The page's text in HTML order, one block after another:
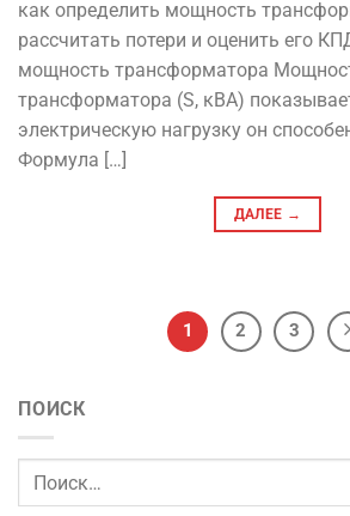
как определить мощность
рассчитать потери и оценить его
мощность трансформатора
трансформатора (S, кВА)
электрическую нагрузку он
Формула […]
ДАЛЕЕ →
1 2 3
ПОИСК